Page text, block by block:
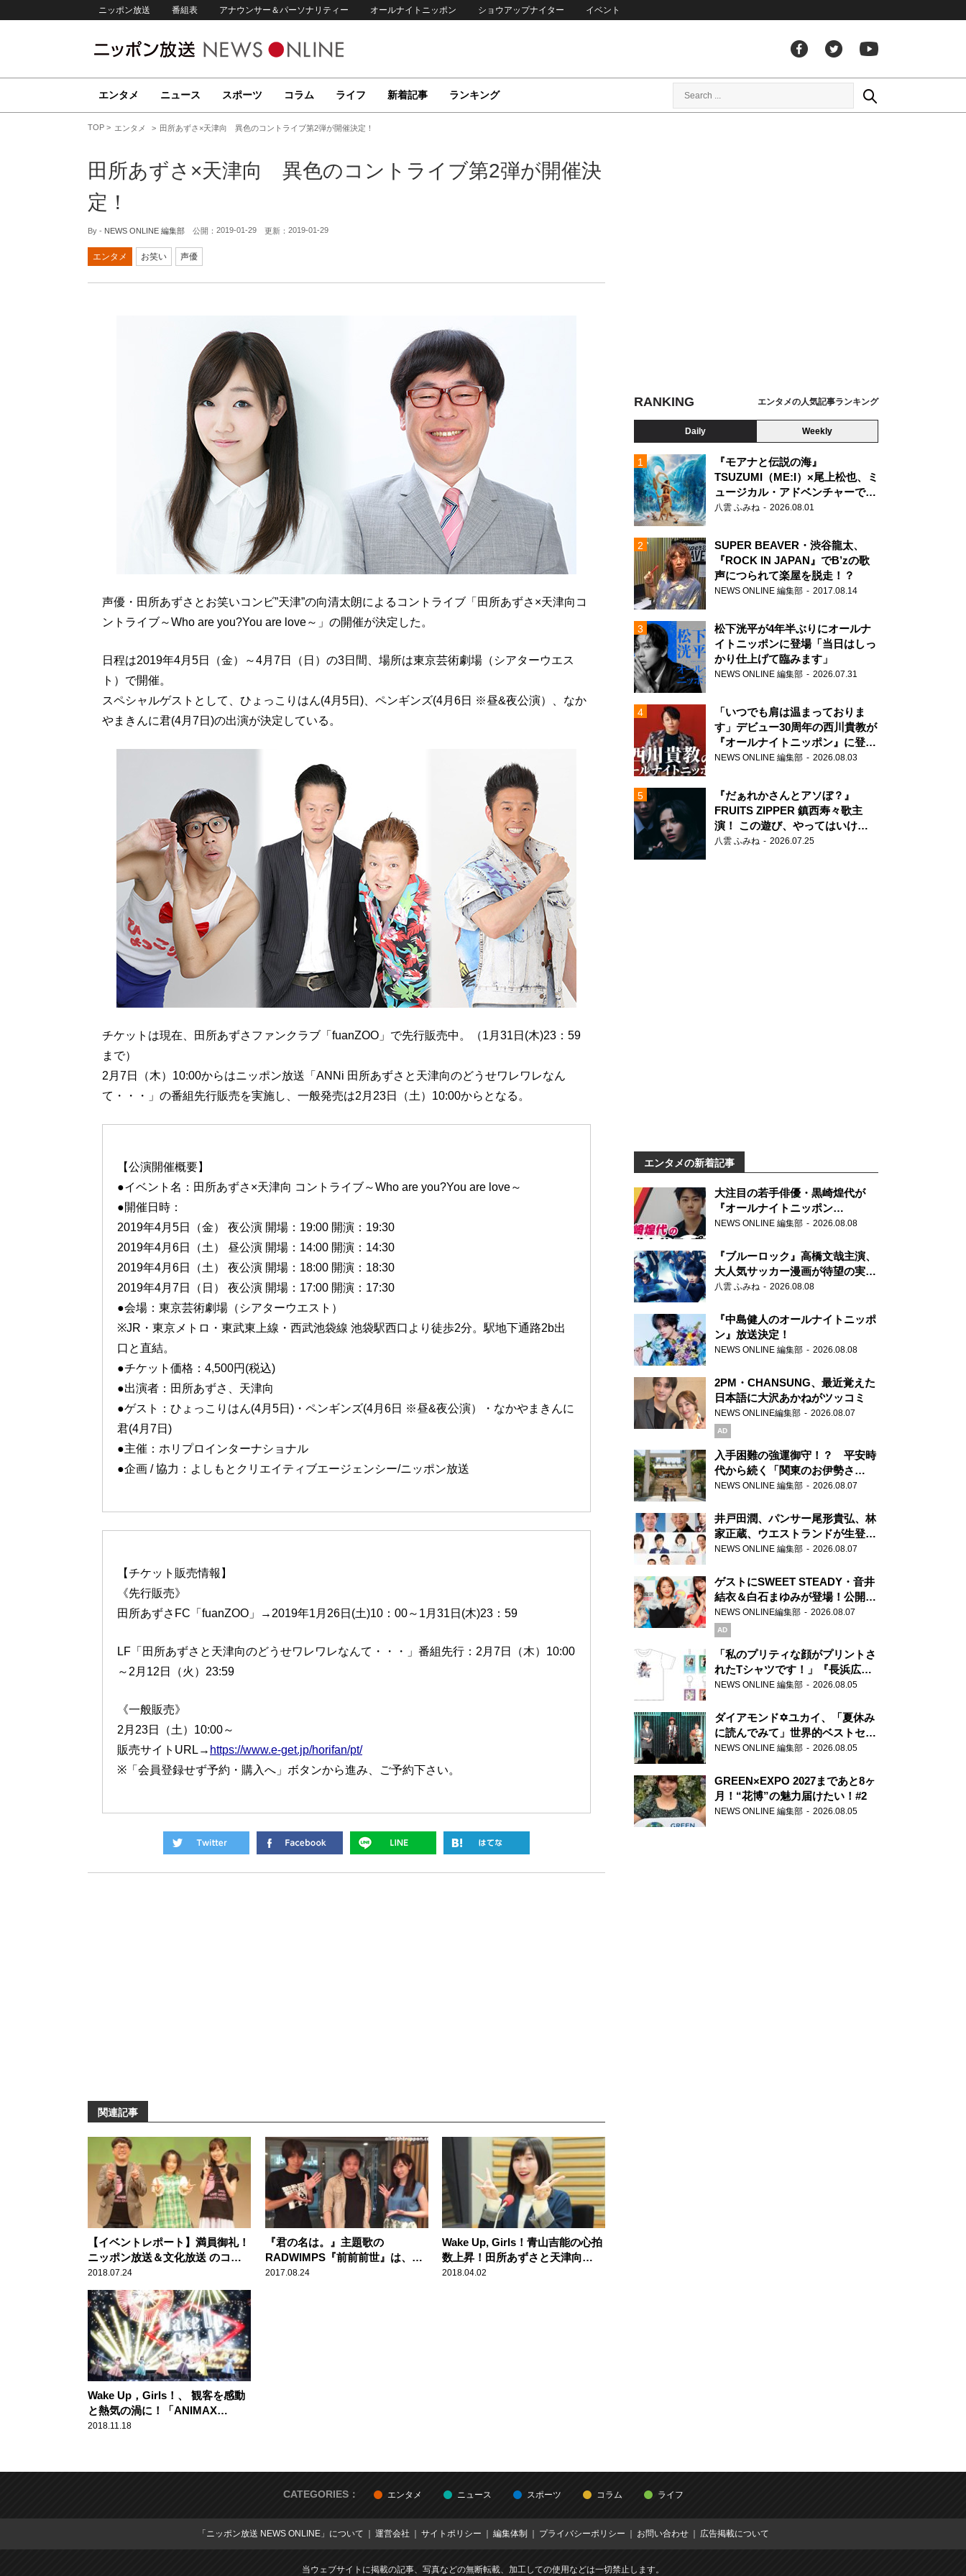
ニッポン放送 番組表 アナウンサー＆パーソナリティー オールナイトニッポン ショウアップナイター イベント
エンタメ ニュース スポーツ コラム ライフ 新着記事 ランキング
TOP エンタメ 田所あずさ×天津向 異色のコントライブ第2弾が開催決定！
田所あずさ×天津向 異色のコントライブ第2弾が開催決
定！
By - NEWS ONLINE 編集部 公開： 2019-01-29 更新： 2019-01-29
エンタメ お笑い 声優
声優・田所あずさとお笑いコンビ”天津”の向清太朗によるコントライブ「田所あずさ×天津向コ
ントライブ～Who are you?You are love～」の開催が決定した。
日程は2019年4月5日（金）～4月7日（日）の3日間、場所は東京芸術劇場（シアターウエス
ト）で開催。
スペシャルゲストとして、ひょっこりはん(4月5日)、ペンギンズ(4月6日 ※昼&夜公演）、なか
やまきんに君(4月7日)の出演が決定している。
チケットは現在、田所あずさファンクラブ「fuanZOO」で先行販売中。（1月31日(木)23：59
まで）
2月7日（木）10:00からはニッポン放送「ANNi 田所あずさと天津向のどうせワレワレなん
て・・・」の番組先行販売を実施し、一般発売は2月23日（土）10:00からとなる。
【公演開催概要】
●イベント名：田所あずさ×天津向 コントライブ～Who are you?You are love～
●開催日時：
2019年4月5日（金） 夜公演 開場：19:00 開演：19:30
2019年4月6日（土） 昼公演 開場：14:00 開演：14:30
2019年4月6日（土） 夜公演 開場：18:00 開演：18:30
2019年4月7日（日） 夜公演 開場：17:00 開演：17:30
●会場：東京芸術劇場（シアターウエスト）
※JR・東京メトロ・東武東上線・西武池袋線 池袋駅西口より徒歩2分。駅地下通路2b出
口と直結。
●チケット価格：4,500円(税込)
●出演者：田所あずさ、天津向
●ゲスト：ひょっこりはん(4月5日)・ペンギンズ(4月6日 ※昼&夜公演）・なかやまきんに
君(4月7日)
●主催：ホリプロインターナショナル
●企画 / 協力：よしもとクリエイティブエージェンシー/ニッポン放送
【チケット販売情報】
《先行販売》
田所あずさFC「fuanZOO」→2019年1月26日(土)10：00～1月31日(木)23：59
LF「田所あずさと天津向のどうせワレワレなんて・・・」番組先行：2月7日（木）10:00
～2月12日（火）23:59
《一般販売》
2月23日（土）10:00～
販売サイトURL→ https://www.e-get.jp/horifan/pt/
※「会員登録せず予約・購入へ」ボタンから進み、ご予約下さい。
関連記事
【イベントレポート】満員御礼！
ニッポン放送＆文化放送 のコラ
ボイベント「田所あずさと本渡楓
と天津向のどうせワレワレ上陸作
戦」
2018.07.24
『君の名は。』主題歌の
RADWIMPS『前前前世』は、本
当は超怖い曲！？
2017.08.24
Wake Up, Girls！青山吉能の心拍
数上昇！田所あずさと天津向
が“乱入”で
2018.04.02
Wake Up，Girls！、 観客を感動
と熱気の渦に！「ANIMAX
MUSIX 2018 YOKOHAMA」
2018.11.18
RANKING エンタメの人気記事ランキング
Daily Weekly
『モアナと伝説の海』
TSUZUMI（ME:I）×尾上松也、ミ
ュージカル・アドベンチャーで美
声を響かせる
八雲 ふみね 2026.08.01
SUPER BEAVER・渋谷龍太、
『ROCK IN JAPAN』でB’zの歌
声につられて楽屋を脱走！？
NEWS ONLINE 編集部 2017.08.14
松下洸平が4年半ぶりにオールナ
イトニッポンに登場「当日はしっ
かり仕上げて臨みます」
NEWS ONLINE 編集部 2026.07.31
「いつでも肩は温まっておりま
す」デビュー30周年の西川貴教が
『オールナイトニッポン』に登
場！
NEWS ONLINE 編集部 2026.08.03
『だぁれかさんとアソぼ？』
FRUITS ZIPPER 鎮西寿々歌主
演！ この遊び、やってはいけま
せん。
八雲 ふみね 2026.07.25
エンタメの新着記事
大注目の若手俳優・黒崎煌代が
『オールナイトニッポン
0(ZERO)』に初登場「今からとて
NEWS ONLINE 編集部 2026.08.08
『ブルーロック』高橋文哉主演、
大人気サッカー漫画が待望の実写
映画に
八雲 ふみね 2026.08.08
『中島健人のオールナイトニッポ
ン』放送決定！
NEWS ONLINE 編集部 2026.08.08
2PM・CHANSUNG、最近覚えた
日本語に大沢あかねがツッコミ
NEWS ONLINE編集部 2026.08.07
AD
入手困難の強運御守！？ 平安時
代から続く「関東のお伊勢さ
ま」、芝大神宮にてランパンプス
NEWS ONLINE 編集部 2026.08.07
井戸田潤、パンサー尾形貴弘、林
家正蔵、ウエストランドが生登
場！『ラジオビバリー昼ズ』
NEWS ONLINE 編集部 2026.08.07
ゲストにSWEET STEADY・音井
結衣＆白石まゆみが登場！公開収
録で素顔全開！
NEWS ONLINE編集部 2026.08.07
AD
「私のプリティな顔がプリントさ
れたTシャツです！」『長浜広奈
天下無双』初の番組グッズ発売
NEWS ONLINE 編集部 2026.08.05
ダイアモンド✡ユカイ、「夏休み
に読んでみて」世界的ベストセラ
ー『アナスタシア』を紹介
NEWS ONLINE 編集部 2026.08.05
GREEN×EXPO 2027まであと8ヶ
月！“花博”の魅力届けたい！#2
NEWS ONLINE 編集部 2026.08.05
CATEGORIES： エンタメ ニュース スポーツ コラム ライフ
「ニッポン放送 NEWS ONLINE」について 運営会社 サイトポリシー 編集体制 プライバシーポリシー お問い合わせ 広告掲載について
当ウェブサイトに掲載の記事、写真などの無断転載、加工しての使用などは一切禁止します。